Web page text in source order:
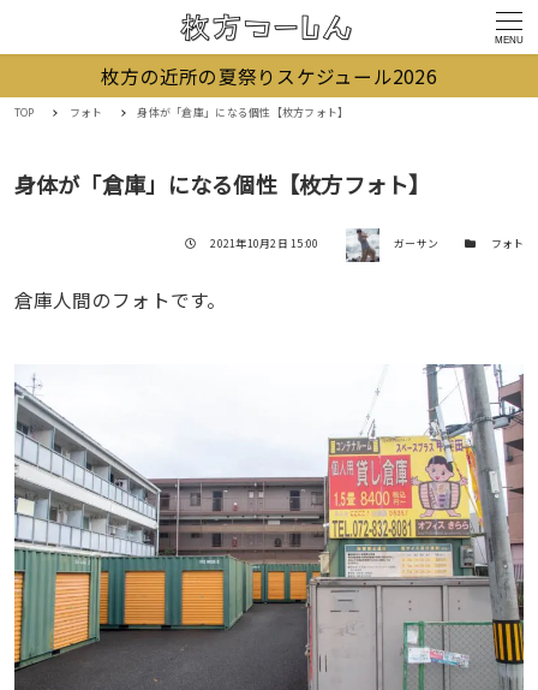
MENU
枚方の近所の夏祭りスケジュール2026
TOP フォト 身体が「倉庫」になる個性【枚方フォト】
身体が「倉庫」になる個性【枚方フォト】
投稿日
2021年10月2日 15:00 著者 ガーサン カテゴリー
フォト
倉庫人間のフォトです。